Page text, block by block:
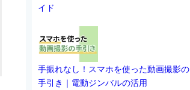
イド
手振れなし！スマホを使った動画撮影の
手引き｜電動ジンバルの活用